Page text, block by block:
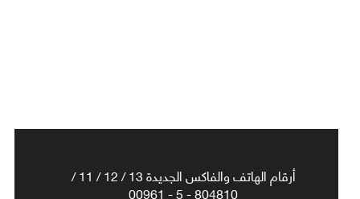
أرقام الهاتف والفاكس الجديدة 13 / 12 / 11 /
804810 - 5 - 00961